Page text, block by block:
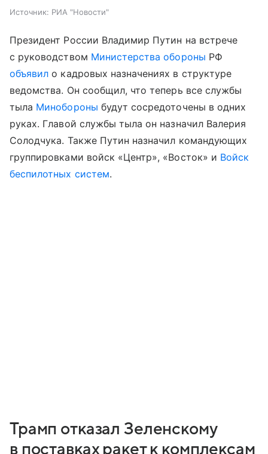
Источник: РИА "Новости"
Президент России Владимир Путин на встрече
с руководством Министерства обороны РФ
объявило кадровых назначениях в структуре
ведомства. Он сообщил, что теперь все службы
тыла Минобороны будут сосредоточены в одних
руках. Главой службы тыла он назначил Валерия
Солодчука. Также Путин назначил командующих
группировками войск «Центр», «Восток» и Войск
беспилотных систем.
Трамп отказал Зеленскому
в поставках ракет к комплексам